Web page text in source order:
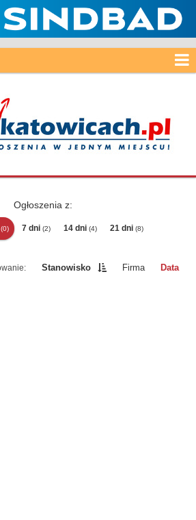
Ogłoszenia z:
(0) 7 dni (2) 14 dni (4) 21 dni (8)
Stanowisko Firma Data